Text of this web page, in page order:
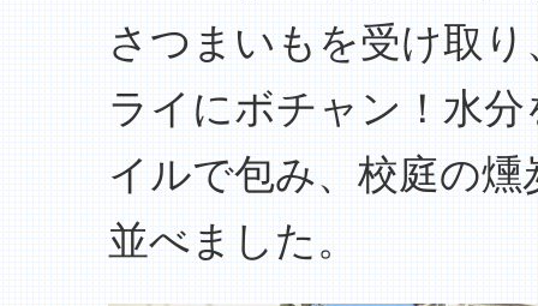
さつまいもを受け取
ライにボチャン！水
イルで包み、校庭の
並べました。